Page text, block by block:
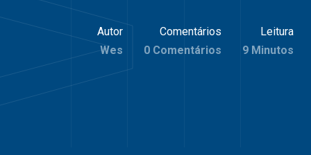
Autor
Wes
Comentários
0 Comentários
Leitura
9 Minutos